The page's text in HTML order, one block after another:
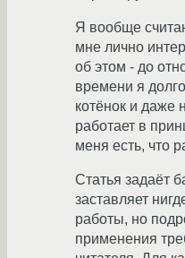
Я вообще
мне лично
об этом - до
времени я
котёнок и даже
работает в
меня есть, что
Статья задаёт
заставляет
работы, но
применения